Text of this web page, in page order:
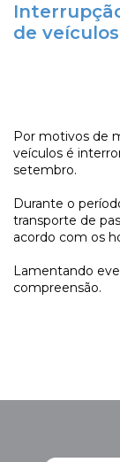
de veículos
Por motivos de
veículos é
setembro.
Durante o
transporte de
acordo com os
Lamentando
compreensão.